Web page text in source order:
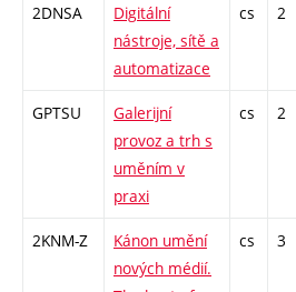
2DNSA
Digitální
nástroje, sítě a
automatizace
cs 2
GPTSU
Galerijní
provoz a trh s
uměním v
praxi
cs 2
2KNM-Z
Kánon umění
nových médií.
cs 3